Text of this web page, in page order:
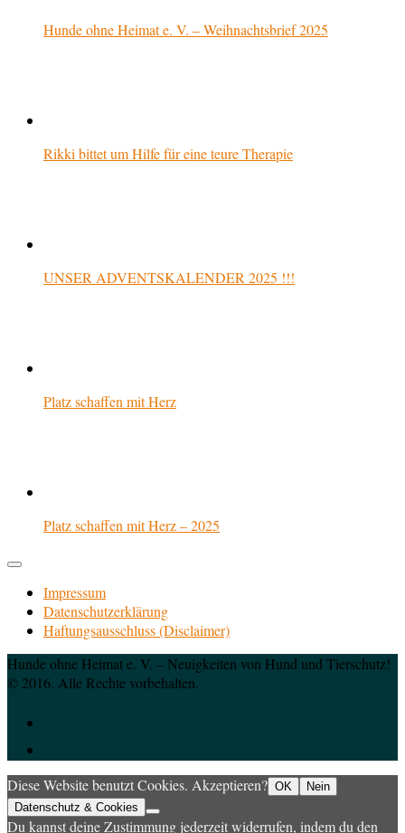
Hunde ohne Heimat e. V. – Weihnachtsbrief 2025
Rikki bittet um Hilfe für eine teure Therapie
UNSER ADVENTSKALENDER 2025 !!!
Platz schaffen mit Herz
Platz schaffen mit Herz – 2025
Impressum
Datenschutzerklärung
Haftungsausschluss (Disclaimer)
Hunde ohne Heimat e. V. – Neuigkeiten von Hund und Tierschutz!
© 2016. Alle Rechte vorbehalten.
Diese Website benutzt Cookies. Akzeptieren? OK
Nein
Datenschutz & Cookies
Du kannst deine Zustimmung jederzeit widerrufen, indem du den